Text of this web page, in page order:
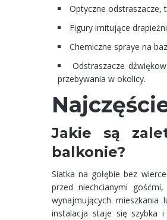
Optyczne odstraszacze,
Figury imitujące
Chemiczne spraye na
Odstraszacze
przebywania w okolicy.
Jakie są
balkonie?
Siatka na gołębie bez
przed niechcianymi
wynajmujących
instalacja staje się szybka